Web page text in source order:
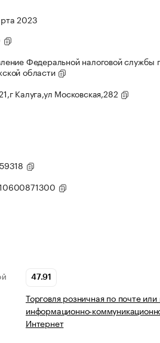
2023
Федеральной налоговой службы
области
Калуга,ул Московская,282
47.91
Торговля розничная по почте или
информационно-
Интернет